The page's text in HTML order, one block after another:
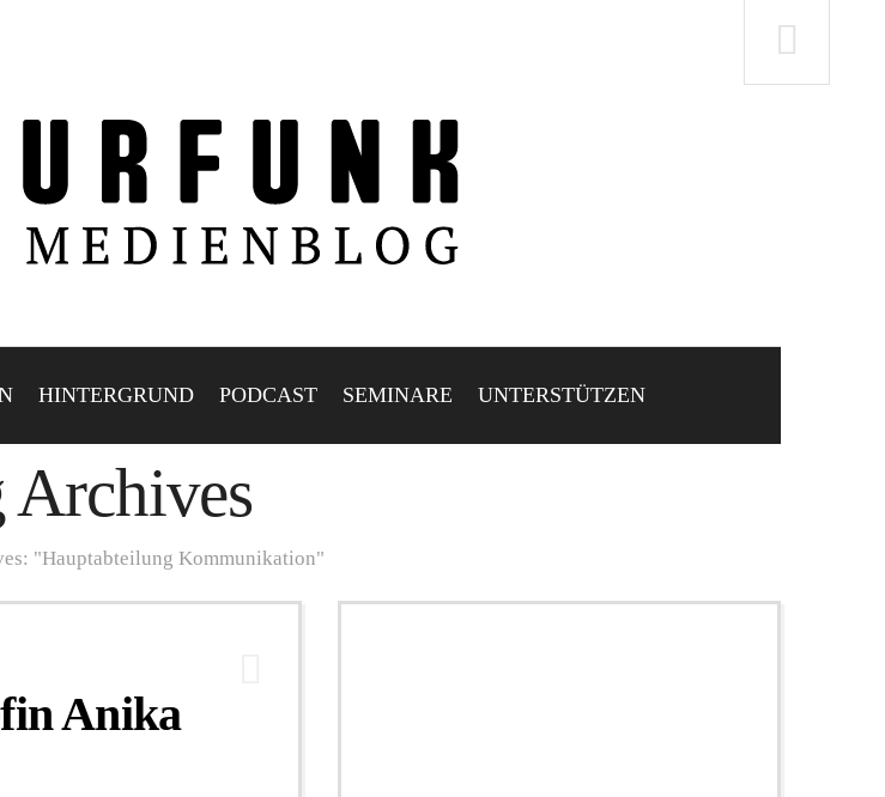
HINTERGRUND PODCAST SEMINARE UNTERSTÜTZEN
Archives
"Hauptabteilung Kommunikation"
Anika